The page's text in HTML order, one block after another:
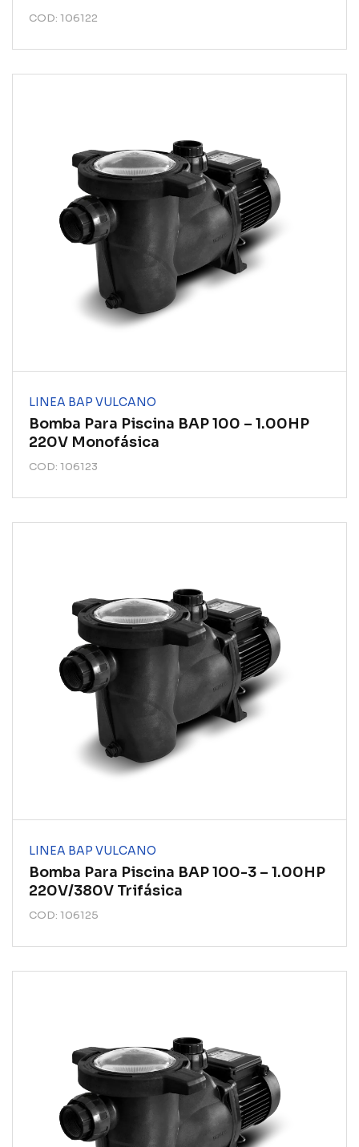
COD: 106122
LINEA BAP VULCANO
Bomba Para Piscina BAP 100 – 1.00HP
220V Monofásica
COD: 106123
LINEA BAP VULCANO
Bomba Para Piscina BAP 100-3 – 1.00HP
220V/380V Trifásica
COD: 106125